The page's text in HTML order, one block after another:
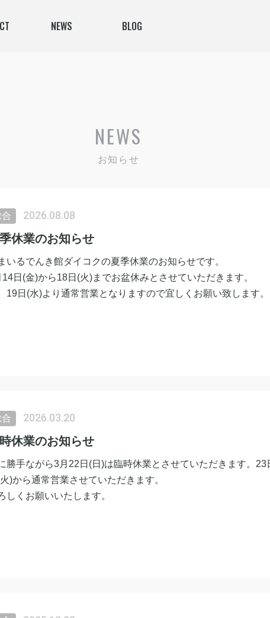
NEWS BLOG
NEWS
お知らせ
2026.08.08
休業のお知らせ
いるでんき館ダイコクの夏季休業のお知らせです。
14日(金)から18日(火)までお盆休みとさせていただきます。
19日(水)より通常営業となりますので宜しくお願い致します。
2026.03.20
休業のお知らせ
勝手ながら3月22日(日)は臨時休業とさせていただきます。
)から通常営業させていただきます。
しくお願いいたします。